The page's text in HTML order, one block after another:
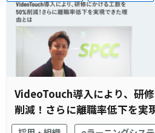
VideoTouch導入により、研
削減！さらに離職率低下を実